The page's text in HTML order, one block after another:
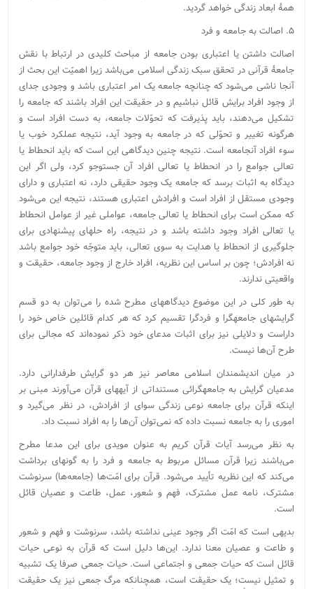
همۀ ابعاد زندگی خواهد گردید.
۵. اصالت به جامعه و فرد
اصالت داشتن یا اعتباری بودن جامعه از مباحث کلیدی در ارتباط با نقش
جامعۀ قرآنی در تحقق سبک زندگی اسلامی می‌باشد زیرا اهمیّت این بحث از
آنجا ناشی می‌‏شود که چنان‏چه جامعه یک امر اعتباری باشد و وجودی جدای
از وجود افراد برایش قائل نباشیم و در حقیقت این افراد باشند که جامعه را
تشکیل می‌‏دهند، باید پذیرفت که تحوّلات جامعه، به دست افراد است و
هرگونه تغییر و تحوّلی که در جامعه به وجود آید، نتیجه عملکرد خوب یا
سوء افراد آنجامعه است. نتیجه چنین دیدگاهی این است که باید انحطاط یا
تعالی جوامع را در انحطاط یا تعالی افراد آن جست‏وجو کرد، ولی اگر این
دیدگاه به اثبات برسد که جامعه یک وجود حقیقی دارد، نه اعتباری و دارای
وجودی مستقل از افراد است و افرادش اعتباری هستند، نتیجه این می‌‏شود
که ممکن است برای انحطاط یا تعالی جامعه، عواملی غیر از عوامل انحطاط
یا تعالی افراد وجود داشته باشد و در نتیجه، راه حل‏های پیشنهادی برای
جلوگیری از انحطاط یا هدایت به سوی تعالی، باید متوجّه خود جوامع باشد
نه افرادش؛ چون بر اساس این نظریه، افراد خارج از وجود جامعه، حقیقت و
واقعیتی ندارند.
به طور کلی در این موضوع دیدگاه‏های مطرح شده را می‌‏توان به دو قسم
گرایش‏های جامعه‏گرا و فردگرا تقسیم کرد که هر کدام قائلین خاص خود را
داراست و دلایلی نیز برای اثبات مدعای خود ذکر نموده‌اند که مجالی برای
طرح آن‌ها نیست.
در میان اندیشمندان اسلامی معاصر نیز هر دو گرایش طرفدارانی دارد.
مدعیان گرایش به جامعه‏گرائی مستنداتی از آیه‏های قرآن می‌‏آورند مبنی بر
این‏که قرآن برای جامعه نوعی زندگی سوای از افرادش، در نظر می‌‏گیرد و
اموری را به جامعه نسبت داده که نمی‌‏توان آن‌ها را به افراد نسبت داد.
به نظر می‌رسد آیات قرآن کریم به عنوان مویدی برای این مدعا مطرح
می‌باشند زیرا قرآن مسائل مربوط به جامعه و فرد را به گونه‏ای برداشت
می‌‏کند که این نظریه تأیید می‌‏شود. قرآن برای امّت‌ها (جامعه‏‌ها) سرنوشت
مشترک، نامه عمل مشترک، فهم و شعور، عمل، طاعت و عصیان قائل
است.
بدیهی است که امّت اگر وجود عینی نداشته باشد، سرنوشت و فهم و شعور
و طاعت و عصیان معنا ندارد. این‌ها دلیل است که قرآن به نوعی حیات
قائل است که حیات جمعی و اجتماعی است. حیات جمعی صرفا یک تشبیه
و تمثیل نیست؛ یک حقیقت است، هم‏چنان‏که مرگ جمعی نیز یک حقیقت